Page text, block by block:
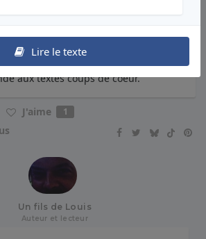
Lire le texte
la raison ignore et a surtout ses
qui annulent et remplacent les
bien écrit, aux formules efficaces
aux textes coups de coeur.
J'aime 1
Un fils de Louis
Auteur et lecteur